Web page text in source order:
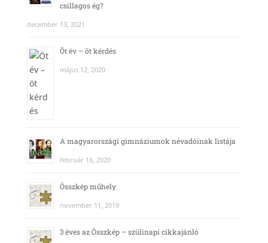
csillagos ég?
december 13, 2021
Öt év – öt kérdés
május 12, 2020
A magyarországi gimnáziumok névadóinak listája
február 16, 2020
Összkép műhely
november 11, 2019
3 éves az Összkép – szülinapi cikkajánló